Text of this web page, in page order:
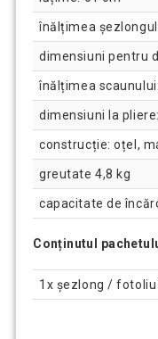
înălțimea
dimensiuni pentru
înălțimea
dimensiuni la
construcție: oțel,
greutate 4,8 kg
capacitate de
Conținutul
1x șezlong / fotoliu